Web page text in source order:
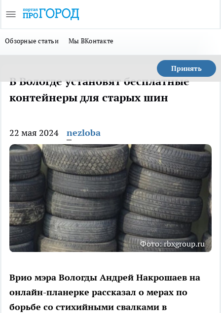
Обзорные статьи Мы ВКонтакте
Принять
В Вологде установят бесплатные
контейнеры для старых шин
22 мая 2024 nezloba
Фото: rbxgroup.ru
Врио мэра Вологды Андрей Накрошаев на
онлайн-планерке рассказал о мерах по
борьбе со стихийными свалками в